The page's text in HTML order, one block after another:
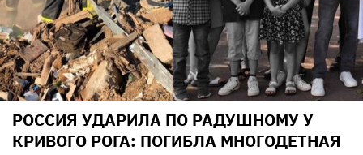
РОССИЯ УДАРИЛА ПО РАДУШНОМУ У
КРИВОГО РОГА: ПОГИБЛА МНОГОДЕТНАЯ